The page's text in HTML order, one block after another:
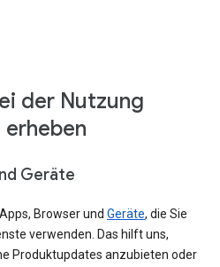
der Nutzung
Geräte
Browser und Geräte, die Sie
verwenden. Das hilft uns,
Produktupdates anzubieten oder